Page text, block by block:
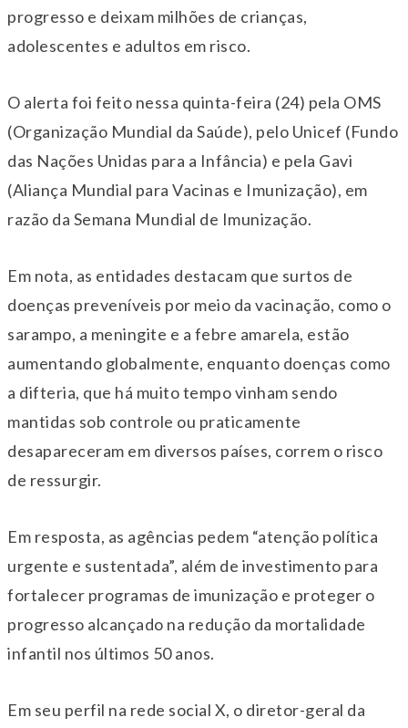
progresso e deixam milhões de crianças,
adolescentes e adultos em risco.
O alerta foi feito nessa quinta-feira (24) pela OMS
(Organização Mundial da Saúde), pelo Unicef (Fundo
das Nações Unidas para a Infância) e pela Gavi
(Aliança Mundial para Vacinas e Imunização), em
razão da Semana Mundial de Imunização.
Em nota, as entidades destacam que surtos de
doenças preveníveis por meio da vacinação, como o
sarampo, a meningite e a febre amarela, estão
aumentando globalmente, enquanto doenças como
a difteria, que há muito tempo vinham sendo
mantidas sob controle ou praticamente
desapareceram em diversos países, correm o risco
de ressurgir.
Em resposta, as agências pedem “atenção política
urgente e sustentada”, além de investimento para
fortalecer programas de imunização e proteger o
progresso alcançado na redução da mortalidade
infantil nos últimos 50 anos.
Em seu perfil na rede social X, o diretor-geral da